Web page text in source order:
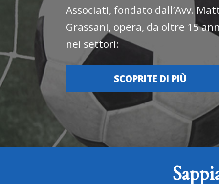
Associati, fondato dall’Avv.
Grassani, opera, da oltre 15
nei settori:
SCOPRITE DI PIÙ